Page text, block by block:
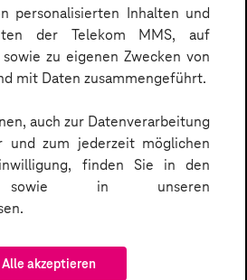
personalisierten Inhalten und
der Telekom MMS, auf
zu eigenen Zwecken von
mit Daten zusammengeführt.
auch zur Datenverarbeitung
und zum jederzeit möglichen
finden Sie in den
sowie in unseren
Alle akzeptieren
Schritte, um
zu erfüllen, Vertrauen zu
sicher zu gestalten – inklusive
zum Download.